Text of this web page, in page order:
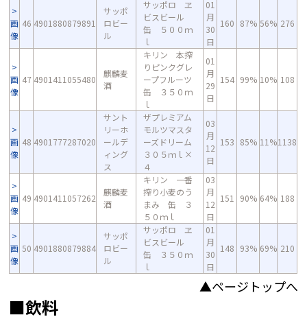
画
像
46 4901880879891
サッポ
ロビー
ル
サッポロ ヱ
ビスビール
缶 ５００ｍ
ｌ
01
月
30
日
160 87% 56% 276
画
像
47 4901411055480
麒麟麦
酒
キリン 本搾
りピンクグレ
ープフルーツ
缶 ３５０ｍ
ｌ
01
月
29
日
154 99% 10% 108
画
像
48 4901777287020
サント
リーホ
ールデ
ィング
ス
ザプレミアム
モルツマスタ
ーズドリーム
３０５ｍｌ×
４
03
月
12
日
153 85% 11%1138
画
像
49 4901411057262
麒麟麦
酒
キリン 一番
搾り小麦のう
まみ 缶 ３
５０ｍｌ
03
月
12
日
151 90% 64% 188
画
像
50 4901880879884
サッポ
ロビー
ル
サッポロ ヱ
ビスビール
缶 ３５０ｍ
ｌ
01
月
30
日
148 93% 69% 210
▲ページトップへ
■飲料